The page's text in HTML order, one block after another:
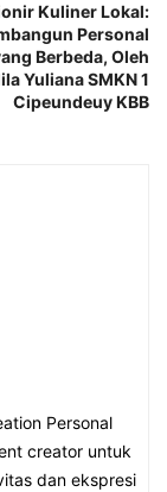
Kuliner Lokal:
Personal
Berbeda, Oleh
Yuliana SMKN 1
Cipeundeuy KBB
Personal
creator untuk
dan ekspresi